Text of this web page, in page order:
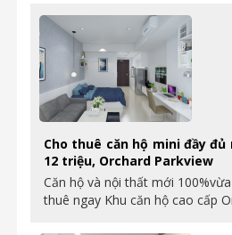
Cho thuê căn hộ mini đầy
12 triệu, Orchard Parkview
Căn hộ và nội thất mới
thuê ngay Khu căn hộ cao cấp